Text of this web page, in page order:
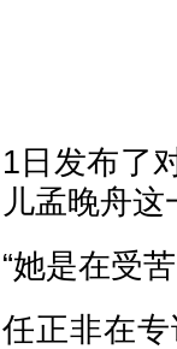
1日发布了
儿孟晚舟
“她是在受
任正非在